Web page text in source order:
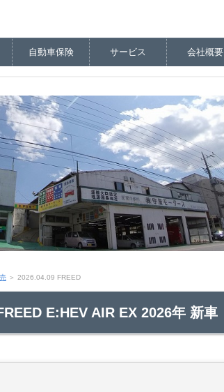
自動車保険 サービス 会社概要
＞ 2026.04.09 FREED
E:HEV AIR EX 2026年 新車